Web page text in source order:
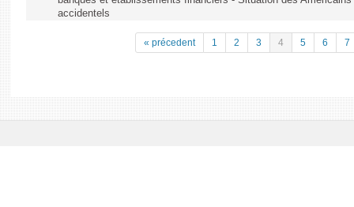
accidentels
« précedent 1 2 3 4 5 6 7